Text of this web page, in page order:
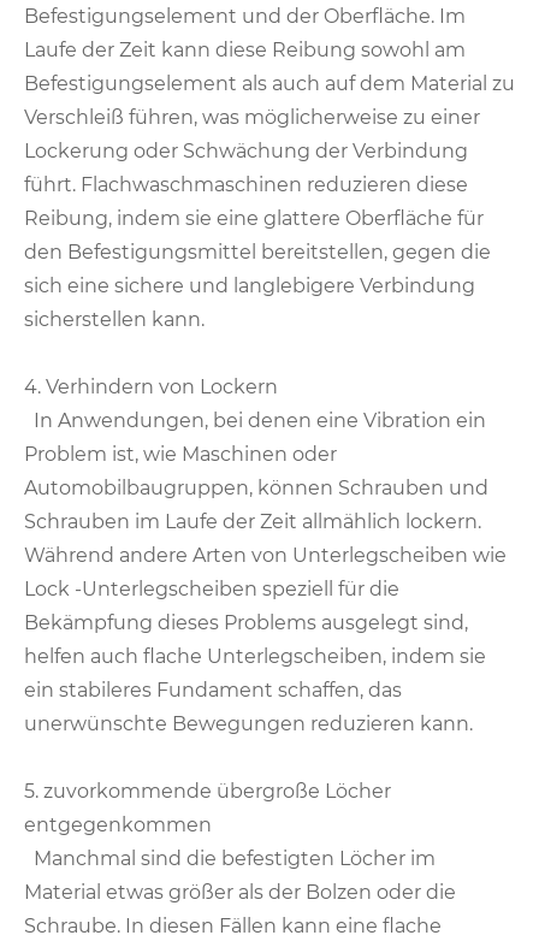
Befestigungselement und der Oberfläche. Im
Laufe der Zeit kann diese Reibung sowohl am
Befestigungselement als auch auf dem Material zu
Verschleiß führen, was möglicherweise zu einer
Lockerung oder Schwächung der Verbindung
führt. Flachwaschmaschinen reduzieren diese
Reibung, indem sie eine glattere Oberfläche für
den Befestigungsmittel bereitstellen, gegen die
sich eine sichere und langlebigere Verbindung
sicherstellen kann.
4. Verhindern von Lockern
In Anwendungen, bei denen eine Vibration ein
Problem ist, wie Maschinen oder
Automobilbaugruppen, können Schrauben und
Schrauben im Laufe der Zeit allmählich lockern.
Während andere Arten von Unterlegscheiben wie
Lock -Unterlegscheiben speziell für die
Bekämpfung dieses Problems ausgelegt sind,
helfen auch flache Unterlegscheiben, indem sie
ein stabileres Fundament schaffen, das
unerwünschte Bewegungen reduzieren kann.
5. zuvorkommende übergroße Löcher
entgegenkommen
Manchmal sind die befestigten Löcher im
Material etwas größer als der Bolzen oder die
Schraube. In diesen Fällen kann eine flache